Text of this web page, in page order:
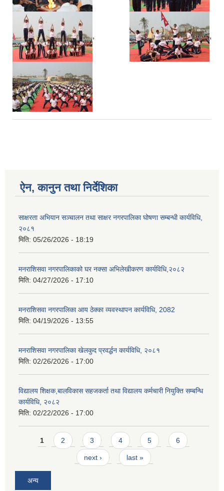
, ,
ऐन, कानुन तथा निर्देशिका
साक्षरता अभियान सञ्चालन तथा साक्षर नगरपालिका घोषणा सम्बन्धी कार्यविधि,
२०८१
मिति: 05/26/2026 - 18:19
मनराशिसवा नगरपालिकाको घर नक्सा अभिलेखीकरण कार्यविधि,२०८२
मिति: 04/27/2026 - 17:10
मनराशिसवा नगरपालिका आय ठेक्का व्यवस्थापन कार्यविधि, 2082
मिति: 04/19/2026 - 13:55
मनराशिसवा नगरपालिका खेलकुद प्रवर्द्धन कार्यविधि, २०८१
मिति: 02/26/2026 - 17:00
विद्यालय शिक्षक,बालविकास सहजकर्ता तथा विद्यालय कर्मचारी नियुक्ति सम्बन्धि
कार्यविधि, २०८२
मिति: 02/22/2026 - 17:00
Pages
1 2 3 4 5 6
next › last »
अन्य